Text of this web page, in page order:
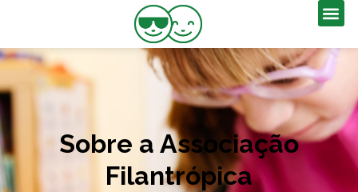
Sobre a Associação
Filantrópica